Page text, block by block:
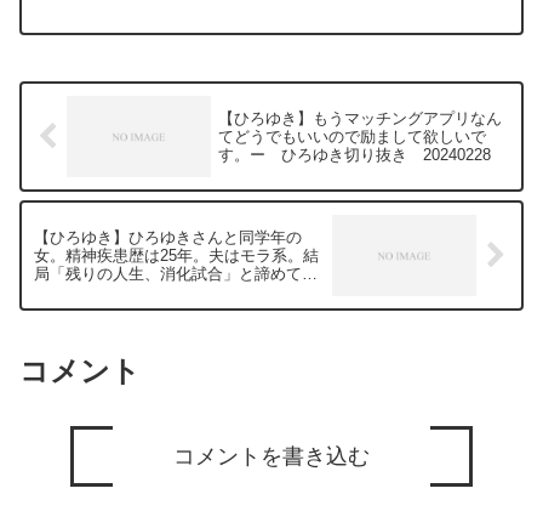
【ひろゆき】もうマッチングアプリなん
てどうでもいいので励まして欲しいで
す。ー ひろゆき切り抜き 20240228
【ひろゆき】ひろゆきさんと同学年の
女。精神疾患歴は25年。夫はモラ系。結
局「残りの人生、消化試合」と諦めて考
ゆき切り抜き 20240310
コメント
コメントを書き込む